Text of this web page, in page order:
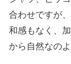
合わせですが
和感もなく、
から自然なのよ